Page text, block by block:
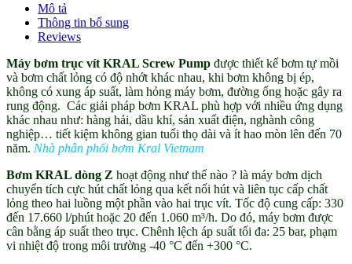
Việt
Nam
quantity
Mô tả
Thông tin bổ sung
Reviews
Máy bơm trục vít KRAL Screw Pump được thiết kế bơm tự mồi
và bơm chất lỏng có độ nhớt khác nhau, khi bơm không bị ép,
không có xung áp suất, làm hỏng máy bơm, đường ống hoặc gây ra
rung động. Các giải pháp bơm KRAL phù hợp với nhiều ứng dụng
khác nhau như: hàng hải, dầu khí, sản xuất điện, nghành công
nghiệp… tiết kiệm không gian tuổi thọ dài và ít hao mòn lên đến 70
năm. Nhà phân phối bơm Kral Vietnam
Bơm KRAL dòng Z hoạt động như thế nào ? là máy bơm dịch
chuyển tích cực hút chất lỏng qua kết nối hút và liên tục cấp chất
lỏng theo hai luồng một phần vào hai trục vít. Tốc độ cung cấp: 330
đến 17.660 l/phút hoặc 20 đến 1.060 m³/h. Do đó, máy bơm được
cân bằng áp suất theo trục. Chênh lệch áp suất tối đa: 25 bar, phạm
vi nhiệt độ trong môi trường -40 °C đến +300 °C.